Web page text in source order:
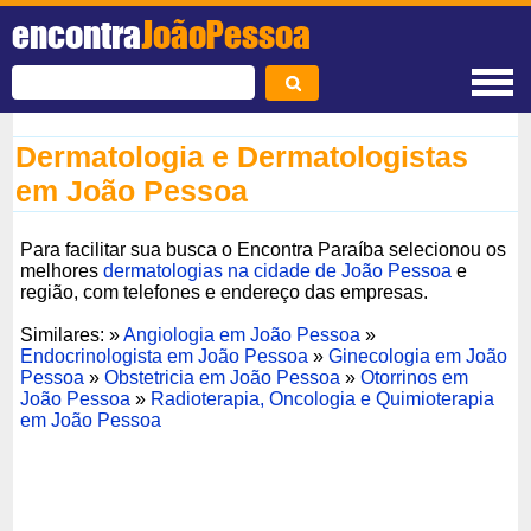
encontraJoãoPessoa
Dermatologia e Dermatologistas
em João Pessoa
Para facilitar sua busca o Encontra Paraíba selecionou os
melhoresdermatologias na cidade de João Pessoa e
região, com telefones e endereço das empresas.
Similares: »Angiologia em João Pessoa »
Endocrinologista em João Pessoa »Ginecologia em João
Pessoa »Obstetricia em João Pessoa »Otorrinos em
João Pessoa » Radioterapia, Oncologia e Quimioterapia
em João Pessoa